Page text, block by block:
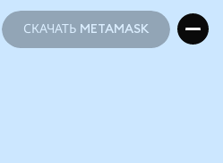
СКАЧАТЬ METAMASK